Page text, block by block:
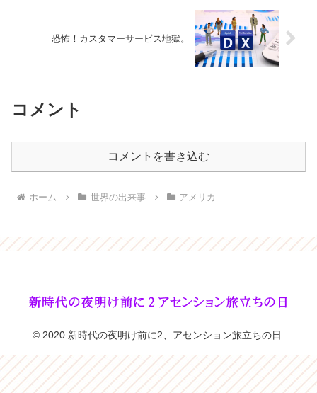
恐怖！カスタマーサービス地獄。
コメント
コメントを書き込む
ホーム 世界の出来事 アメリカ
© 2020 新時代の夜明け前に2、アセンション旅立ちの日.